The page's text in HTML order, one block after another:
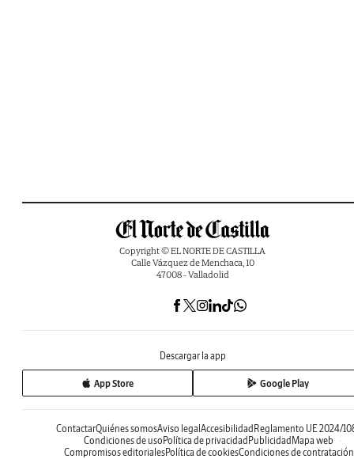
Copyright © EL NORTE DE CASTILLA
Calle Vázquez de Menchaca, 10
47008 - Valladolid
Descargar la app
App Store Google Play
ContactarQuiénes somosAviso legal Accesibilidad Reglamento UE 2024/
Condiciones de uso Política de privacidad Publicidad Mapa web
Compromisos editorialesPolítica de cookiesCondiciones de contratación